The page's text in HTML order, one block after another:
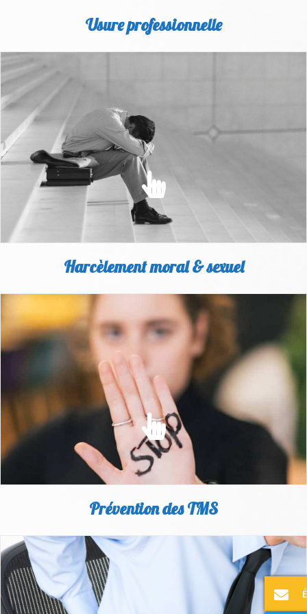
Usure professionnelle
Découvrez tout ce qu'il faut savoir sur nos solutions contre
l'usure
EN SAVOIR PLUS
Harcèlement moral & sexuel
HARCÈLEMENT MORAL & SEXUEL
Au travail, rien ne va plus... Des mots, des regards, des
attitudes qui agressent.
EN SAVOIR PLUS
Prévention des TMS
PRÉVENTION DES TMS
Des pistes d'experts pour agir et prévenir les TMS